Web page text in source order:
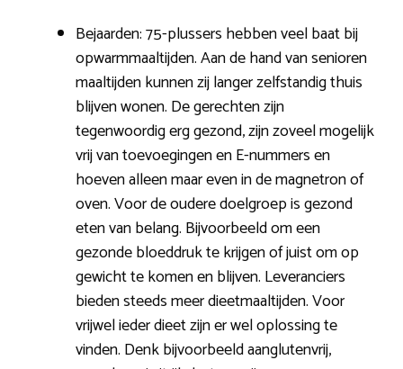
Bejaarden: 75-plussers hebben veel baat bij
opwarmmaaltijden. Aan de hand van senioren
maaltijden kunnen zij langer zelfstandig thuis
blijven wonen. De gerechten zijn
tegenwoordig erg gezond, zijn zoveel mogelijk
vrij van toevoegingen en E-nummers en
hoeven alleen maar even in de magnetron of
oven. Voor de oudere doelgroep is gezond
eten van belang. Bijvoorbeeld om een
gezonde bloeddruk te krijgen of juist om op
gewicht te komen en blijven. Leveranciers
bieden steeds meer dieetmaaltijden. Voor
vrijwel ieder dieet zijn er wel oplossing te
vinden. Denk bijvoorbeeld aanglutenvrij,